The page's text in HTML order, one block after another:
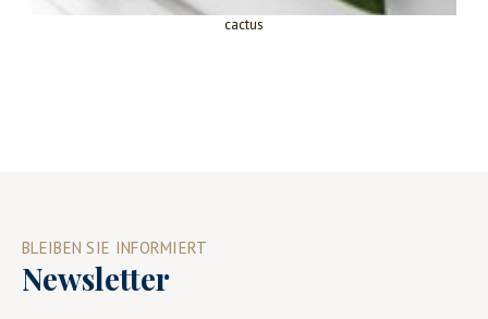
cactus
BLEIBEN SIE INFORMIERT
Newsletter